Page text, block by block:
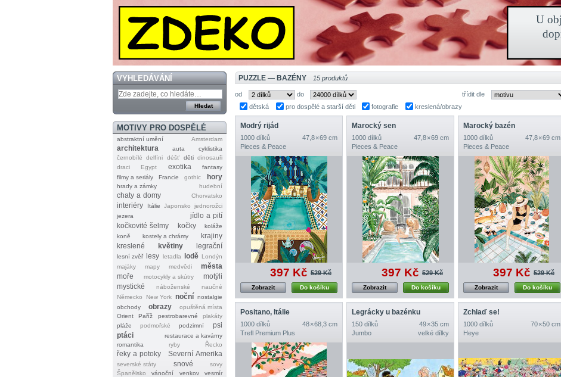
VYHLEDÁVÁNÍ
MOTIVY PRO DOSPĚLÉ
abstraktní umění Amsterdam
architektura auta
cyklistika
černobílé
delfíni déšť děti dinosauři
draci
Egypt exotika
fantasy
filmy a seriály
Francie gothic hory
hrady a zámky hudební
chaty a domy Chorvatsko
interiéry Itálie Japonsko
jednorožci
jezera
jídlo a pití
kočkovité šelmy
kočky
koláže
koně
kostely a chrámy
krajiny
kreslené
květiny legrační
lesní zvěř lesy letadla lodě Londýn
majáky
mapy medvědi
města
moře
motocykly a skútry
motýli
mystické
náboženské
naučné
Německo
New York noční nostalgie
obchody
obrazy
opuštěná místa
Orient
Paříž pestrobarevné
plakáty
pláže
podmořské podzimní
psi
ptáci
restaurace a kavárny
romantika
ryby Řecko
řeky a potoky Severní Amerika
severské státy snové
sovy
Španělsko
vánoční venkov
vesmír
PUZZLE — BAZÉNY 15 produktů
od do
třídit dle
dětská
pro dospělé a starší děti fotografie kreslená/obrazy
Modrý rijád
1000 dílků
47,8 × 69 cm
Pieces & Peace
397 Kč 529 Kč
Do košíku
Zobrazit
Marocký sen
1000 dílků
47,8 × 69 cm
Pieces & Peace
397 Kč 529 Kč
Do košíku
Zobrazit
Marocký bazén
1000 dílků
47,8 × 69 cm
Pieces & Peace
397 Kč 529 Kč
Do košíku
Zobrazit
Positano, Itálie
1000 dílků
48 × 68,3 cm
Trefl Premium Plus
Legrácky u bazénku
150 dílků
49 × 35 cm
Jumbo
velké dílky
Zchlaď se!
1000 dílků
70 × 50 cm
Heye